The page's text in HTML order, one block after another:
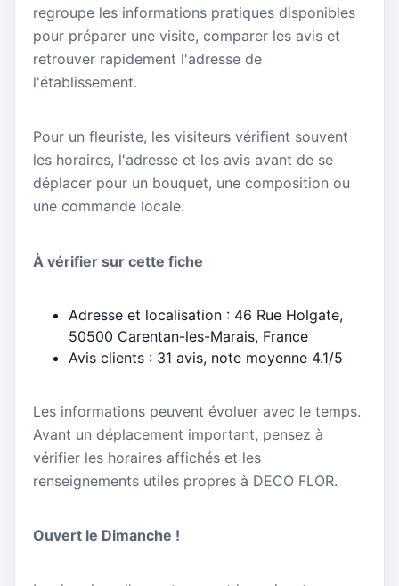
regroupe les informations pratiques disponibles
pour préparer une visite, comparer les avis et
retrouver rapidement l'adresse de
l'établissement.
Pour un fleuriste, les visiteurs vérifient souvent
les horaires, l'adresse et les avis avant de se
déplacer pour un bouquet, une composition ou
une commande locale.
À vérifier sur cette fiche
Adresse et localisation : 46 Rue Holgate,
50500 Carentan-les-Marais, France
Avis clients : 31 avis, note moyenne 4.1/5
Les informations peuvent évoluer avec le temps.
Avant un déplacement important, pensez à
vérifier les horaires affichés et les
renseignements utiles propres à DECO FLOR.
Ouvert le Dimanche !